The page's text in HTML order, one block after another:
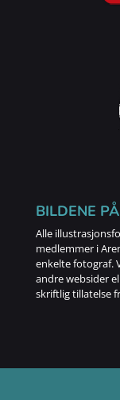
BILDENE
Alle
medlemmer i
enkelte fotograf.
andre websider
skriftlig tillatelse